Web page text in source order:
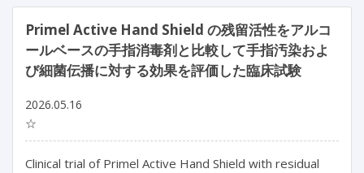
Primel Active Hand Shield の残留活性をアルコ
ールベースの手指消毒剤と比較して手指汚染およ
び細菌伝播に対する効果を評価した臨床試験
2026.05.16
☆
Clinical trial of Primel Active Hand Shield with residual